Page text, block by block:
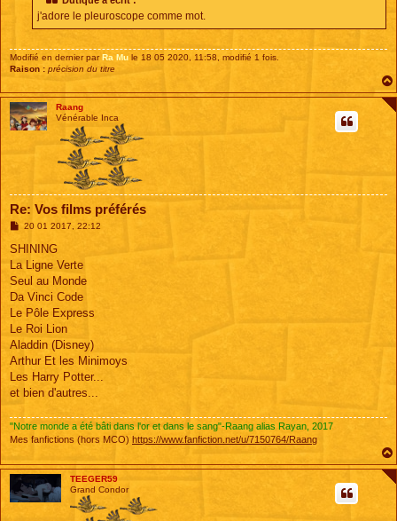
j'adore le pleuroscope comme mot.
Modifié en dernier parRa Mu le 18 05 2020, 11:58, modifié 1 fois.
Raison : précision du titre
Raang
Vénérable Inca
Re: Vos films préférés
M
s
a
g
20 01 2017, 22:12
SHINING
La Ligne Verte
Seul au Monde
Da Vinci Code
Le Pôle Express
Le Roi Lion
Aladdin (Disney)
Arthur Et les Minimoys
Les Harry Potter...
et bien d'autres...
"Notre monde a été bâti dans l'or et dans le sang"-Raang alias Rayan, 2017
Mes fanfictions (hors MCO) https://www.fanfiction.net/u/7150764/Raang
TEEGER59
Grand Condor